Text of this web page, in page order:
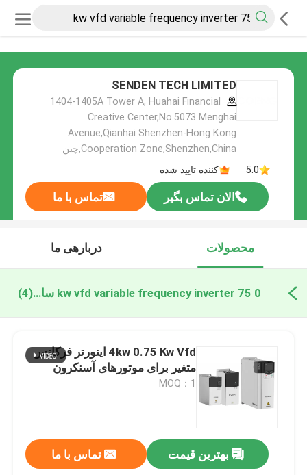
SENDEN TECH LIMITED
1404-1405A Tower A, Huahai Financial
Creative Center,No.5073 Menghai
Avenue,Qianhai Shenzhen-Hong Kong
Cooperation Zone,Shenzhen,China,چین
5.0
کننده تایید شده
الان تماس بگیر تماس با ما
محصولات دربارهی ما
0 75 kw vfd variable frequency inverter ساخت آنلاین(4)
4kw 0.75 Kw Vfd اینورتر فرکانس
متغیر برای موتورهای آسنکرون
MOQ：1
بهترین قیمت تماس با ما